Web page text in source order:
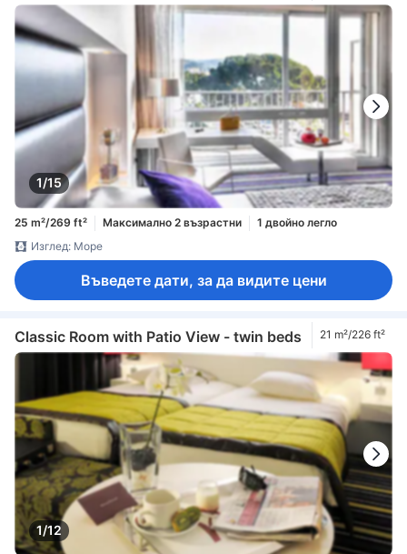
1/15
25 m²/269 ft² Максимално 2 възрастни
1 двойно легло
Изглед: Море
Въведете дати, за да видите цени
Classic Room with Patio View - twin beds 21 m²/226 ft²
1/12